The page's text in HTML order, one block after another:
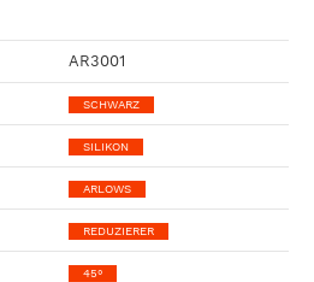
AR3001
SCHWARZ
SILIKON
ARLOWS
REDUZIERER
45°